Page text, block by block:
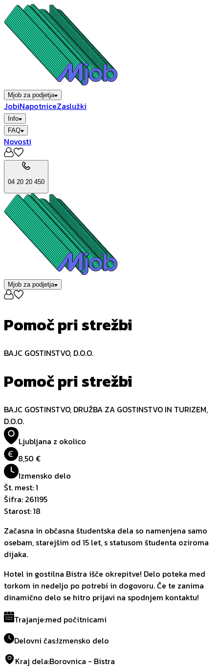
Mjob za podjetja
JobiNapotniceZaslužki
Info
FAQ
Novosti
04 20 20 450
Mjob za podjetja
Pomoč pri strežbi
BAJC GOSTINSTVO, D.O.O.
Pomoč pri strežbi
BAJC GOSTINSTVO, DRUŽBA ZA GOSTINSTVO IN TURIZEM,
D.O.O.
Ljubljana z okolico
€ 8,50 €
Izmensko delo
Št. mest:1
Šifra: 261195
Starost:18
Začasna in občasna študentska dela so namenjena samo
osebam, starejšim od 15 let, s statusom študenta oziroma
dijaka.
Hotel in gostilna Bistra išče okrepitve! Delo poteka med
torkom in nedeljo po potrebi in dogovoru. Če te zanima
dinamično delo se hitro prijavi na spodnjem kontaktu!
Trajanje:med počitnicami
Delovni čas:Izmensko delo
Kraj dela:Borovnica - Bistra